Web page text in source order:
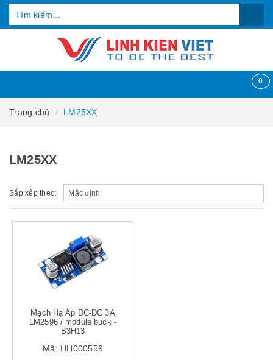
0
Trang chủ LM25XX
LM25XX
Sắp xếp theo:
Mạch Hạ Áp DC-DC 3A
LM2596 / module buck -
B3H13
Mã: HH000559